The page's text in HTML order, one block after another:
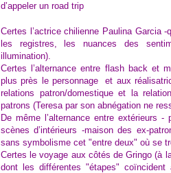
d’appeler un road trip
Certes l’actrice chilienne Paulina Garcia
les registres, les nuances des
illumination).
Certes l’alternance entre flash back et
plus près le personnage et aux
relations patron/domestique et la
patrons (Teresa par son abnégation ne
De même l’alternance entre extérieurs
scènes d’intérieurs -maison des ex-
sans symbolisme cet "entre deux" où se
Certes le voyage aux côtés de Gringo (à
dont les différentes "étapes"